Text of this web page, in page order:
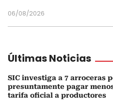
06/08/2026
Últimas Noticias
SIC investiga a 7 arroceras
presuntamente pagar
tarifa oficial a productores